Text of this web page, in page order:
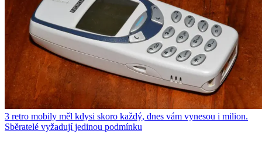
3 retro mobily měl kdysi skoro každý, dnes vám vynesou i milion.
Sběratelé vyžadují jedinou podmínku